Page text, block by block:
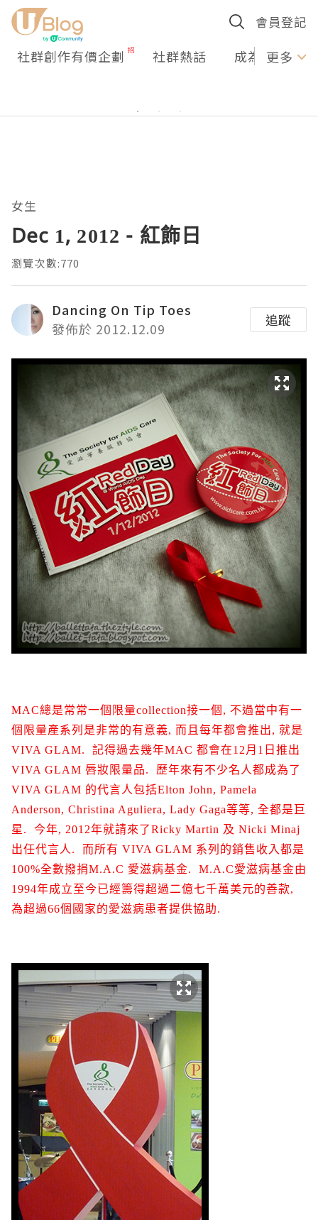
會員登記
社群創作有價企劃 社群熱話 成為U更多
女生
Dec 1, 2012 - 紅飾日
瀏覽次數:770
Dancing On Tip Toes
發佈於 2012.12.09
追蹤
MAC總是常常一個限量collection接一個, 不過當中有一
個限量產系列是非常的有意義, 而且每年都會推出, 就是
VIVA GLAM. 記得過去幾年MAC 都會在12月1日推出
VIVA GLAM 唇妝限量品. 歷年來有不少名人都成為了
VIVA GLAM 的代言人包括Elton John, Pamela
Anderson, Christina Aguliera, Lady Gaga等等, 全都是巨
星. 今年, 2012年就請來了Ricky Martin 及 Nicki Minaj
出任代言人. 而所有 VIVA GLAM 系列的銷售收入都是
100%全數撥捐M.A.C 愛滋病基金. M.A.C愛滋病基金由
1994年成立至今已經籌得超過二億七千萬美元的善款,
為超過66個國家的愛滋病患者提供協助.